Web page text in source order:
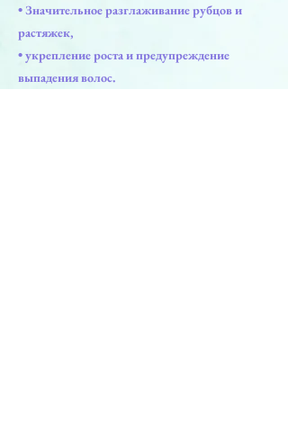
• Значительное разглаживание рубцов и
растяжек,
• укрепление роста и предупреждение
выпадения волос.